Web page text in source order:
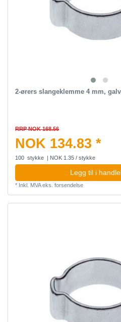
2-ørers slangeklemme 4 mm,
RRP NOK 168.56
NOK 134.83 *
100 stykke | NOK 1.35 / stykke
Legg til i
* Inkl. MVAeks. forsendelse